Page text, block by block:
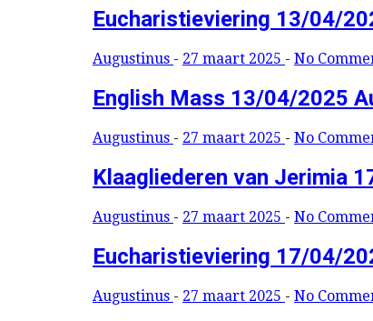
Eucharistieviering 13/04/
Augustinus - 27 maart 2025 - No
English Mass 13/04/2025
Augustinus - 27 maart 2025 - No
Klaagliederen van Jerimia
Augustinus - 27 maart 2025 - No
Eucharistieviering 17/04/
Augustinus - 27 maart 2025 - No